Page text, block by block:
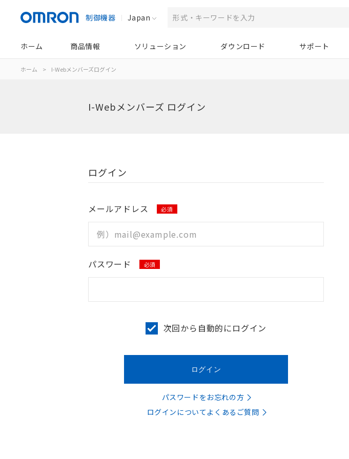
制御機器 Japan
ホーム 商品情報 ソリューション ダウンロード サポート
ホーム > I-Webメンバーズログイン
I-Webメンバーズ ログイン
ログイン
メールアドレス 必須
パスワード 必須
次回から自動的にログイン
パスワードをお忘れの方
ログインについてよくあるご質問